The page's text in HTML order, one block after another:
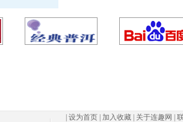
设为首页 加入收藏 关于连趣网